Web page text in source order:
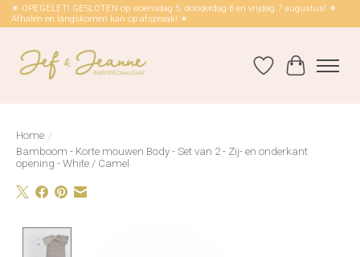
☀ OPEGELET! GESLOTEN op woensdag 5, donderdag 6 en vrijdag 7 augustus! ☀
Afhalen en langskomen kan op afspraak! ☀
Verlanglijst
Home /
Bamboom - Korte mouwen Body - Set van 2 - Zij- en onderkant
opening - White / Camel